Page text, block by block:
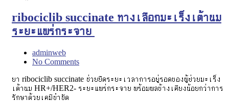
ribociclib succinate ทางเลือกมะเร็งเต้านม
ระยะแพร่กระจาย
adminweb
No Comments
ยา ribociclib succinate ช่วยยืดระยะเวลาการอยู่รอดของผู้ป่วยมะเร็ง
เต้านม HR+/HER2- ระยะแพร่กระจาย พร้อมผลข้างเคียงน้อยกว่าการ
รักษาด้วยเคมีบำบัด